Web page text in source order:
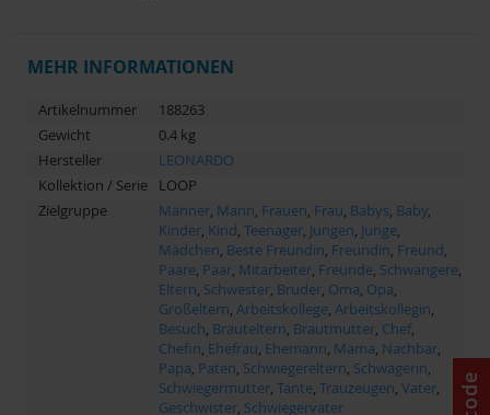
MEHR INFORMATIONEN
Artikelnummer
188263
Gewicht
0.4 kg
Hersteller
LEONARDO
Kollektion / Serie
LOOP
Zielgruppe
Männer, Mann, Frauen, Frau, Babys, Baby,
Kinder, Kind, Teenager, Jungen, Junge,
Mädchen, Beste Freundin, Freundin, Freund,
Paare, Paar, Mitarbeiter, Freunde, Schwangere,
Eltern, Schwester, Bruder, Oma, Opa,
Großeltern, Arbeitskollege, Arbeitskollegin,
Besuch, Brauteltern, Brautmutter, Chef,
Chefin, Ehefrau, Ehemann, Mama, Nachbar,
Papa, Paten, Schwiegereltern, Schwägerin,
Schwiegermutter, Tante, Trauzeugen, Vater,
Geschwister, Schwiegervater